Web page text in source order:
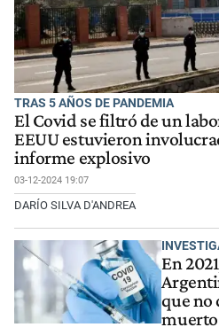
TRAS 5 AÑOS DE PANDEMIA
El Covid se filtró de un
EEUU estuvieron
informe explosivo
03-12-2024 19:07
DARÍO SILVA D'ANDREA
En
que no
muerto